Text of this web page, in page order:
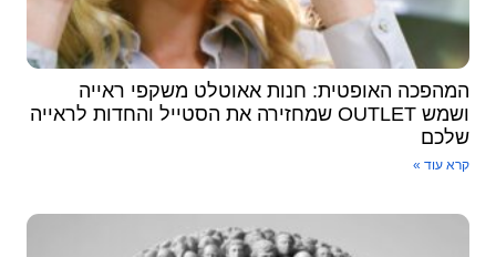
המהפכה האופטית: חנות אאוטלט משקפי ראייה
ושמש OUTLET שמחזירה את הסטייל והחדות לראייה
שלכם
קרא עוד »